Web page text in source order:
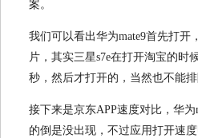
我们可以看出华为mate9首先打开
片，其实三星s7e在打开淘宝的时
秒，然后才打开的，当然也不能排
接下来是京东APP速度对比，华
的倒是没出现，不过应用打开速